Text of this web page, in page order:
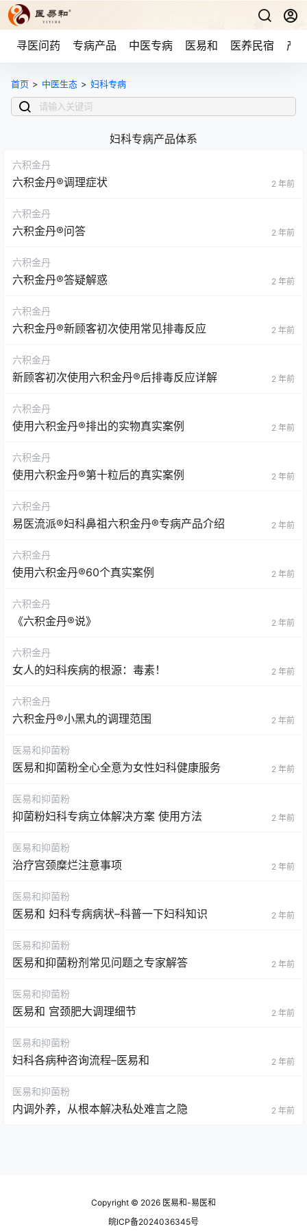
寻医问药 专病产品 中医专病 医易和 医养民宿 产
首页 > 中医生态 > 妇科专病
妇科专病产品体系
六积金丹
六积金丹®调理症状 2 年前
六积金丹
六积金丹®问答 2 年前
六积金丹
六积金丹®答疑解惑 2 年前
六积金丹
六积金丹®新顾客初次使用常见排毒反应 2 年前
六积金丹
新顾客初次使用六积金丹®后排毒反应详解 2 年前
六积金丹
使用六积金丹®排出的实物真实案例 2 年前
六积金丹
使用六积金丹®第十粒后的真实案例 2 年前
六积金丹
易医流派®妇科鼻祖六积金丹®专病产品介绍 2 年前
六积金丹
使用六积金丹®60个真实案例 2 年前
六积金丹
《六积金丹®说》 2 年前
六积金丹
女人的妇科疾病的根源：毒素！ 2 年前
六积金丹
六积金丹®小黑丸的调理范围 2 年前
医易和抑菌粉
医易和抑菌粉全心全意为女性妇科健康服务 2 年前
医易和抑菌粉
抑菌粉妇科专病立体解决方案 使用方法 2 年前
医易和抑菌粉
治疗宫颈糜烂注意事项 2 年前
医易和抑菌粉
医易和 妇科专病病状–科普一下妇科知识 2 年前
医易和抑菌粉
医易和抑菌粉剂常见问题之专家解答 2 年前
医易和抑菌粉
医易和 宫颈肥大调理细节 2 年前
医易和抑菌粉
妇科各病种咨询流程–医易和 2 年前
医易和抑菌粉
内调外养，从根本解决私处难言之隐 2 年前
Copyright © 2026 医易和-易医和
皖ICP备2024036345号